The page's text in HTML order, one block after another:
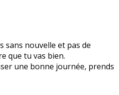
sans nouvelle et pas de
que tu vas bien.
une bonne journée, prends